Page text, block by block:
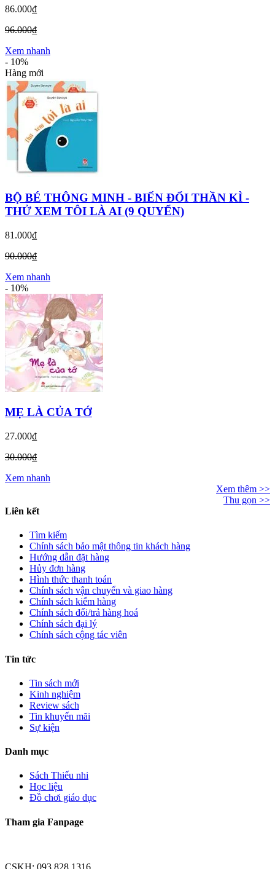
86.000₫
96.000₫
Xem nhanh
- 10%
Hàng mới
BỘ BÉ THÔNG MINH - BIẾN ĐỔI THẦN KÌ -
THỬ XEM TÔI LÀ AI (9 QUYỂN)
81.000₫
90.000₫
Xem nhanh
- 10%
MẸ LÀ CỦA TỚ
27.000₫
30.000₫
Xem nhanh
Xem thêm >>
Thu gọn >>
Liên kết
Tìm kiếm
Chính sách bảo mật thông tin khách hàng
Hướng dẫn đặt hàng
Hủy đơn hàng
Hình thức thanh toán
Chính sách vận chuyển và giao hàng
Chính sách kiểm hàng
Chính sách đổi/trả hàng hoá
Chính sách đại lý
Chính sách cộng tác viên
Tin tức
Tin sách mới
Kinh nghiệm
Review sách
Tin khuyến mãi
Sự kiện
Danh mục
Sách Thiếu nhi
Học liệu
Đồ chơi giáo dục
Tham gia Fanpage
CSKH: 093 828 1316